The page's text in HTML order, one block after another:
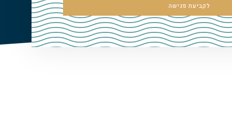
לקביעת פגישה